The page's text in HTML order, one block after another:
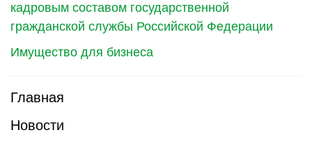
кадровым составом государственной
гражданской службы Российской Федерации
Имущество для бизнеса
Главная
Новости